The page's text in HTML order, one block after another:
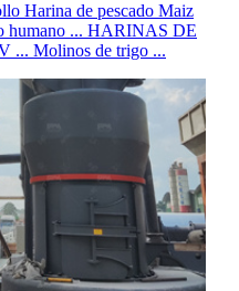
Harina de pescado Maiz
humano ... HARINAS DE
Molinos de trigo ...